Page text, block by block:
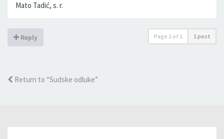
Mato Tadić, s. r.
Reply Page 1 of 1 1 post
Return to “Sudske odluke”